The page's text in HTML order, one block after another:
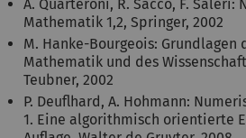
A. Quarteroni, R. Sacco, F. Saleri:
Mathematik 1,2, Springer, 2002
M. Hanke-Bourgeois: Grundlagen
Mathematik und des
Teubner, 2002
P. Deuflhard, A. Hohmann:
1. Eine algorithmisch orientierte